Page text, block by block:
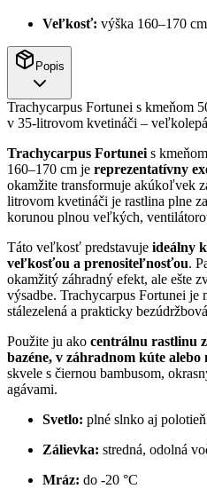
Veľkosť: výška 160–170
Popis
Trachycarpus Fortunei s kmeňom
v 35-litrovom kvetináči –
Trachycarpus Fortunei s
160–170 cm je reprezentatívny
okamžite transformuje akúkoľvek
litrovom kvetináči je rastlina plne
korunou plnou veľkých,
Táto veľkosť predstavuje ideálny
veľkosťou a prenositeľnosťou.
okamžitý záhradný efekt, ale ešte
výsadbe. Trachycarpus Fortunei je
stálezelená a prakticky
Použite ju ako centrálnu rastlinu
bazéne, v záhradnom kúte
skvele s čiernou bambusom,
agávami.
Svetlo: plné slnko aj polotieň
Zálievka: stredná, odolná
Mráz: do -20 °C